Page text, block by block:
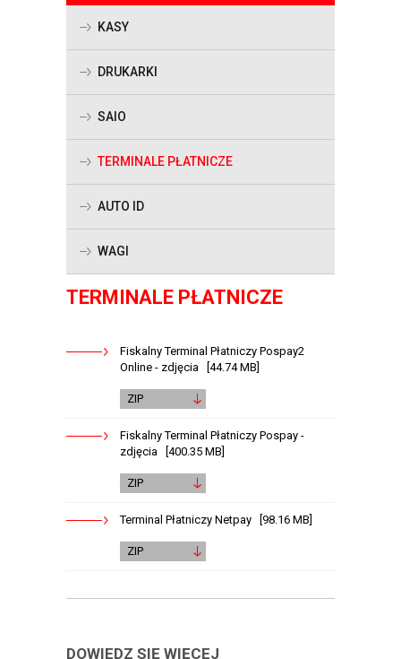
KASY
DRUKARKI
SAIO
TERMINALE PŁATNICZE
AUTO ID
WAGI
TERMINALE PŁATNICZE
Fiskalny Terminal Płatniczy Pospay2
Online - zdjęcia [44.74 MB]
ZIP
Fiskalny Terminal Płatniczy Pospay -
zdjęcia [400.35 MB]
ZIP
Terminal Płatniczy Netpay [98.16 MB]
ZIP
DOWIEDZ SIĘ WIĘCEJ